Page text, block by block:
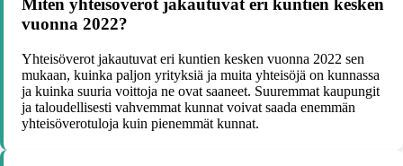
Miten yhteisöverot jakautuvat eri kuntien kesken
vuonna 2022?
Yhteisöverot jakautuvat eri kuntien kesken vuonna 2022 sen
mukaan, kuinka paljon yrityksiä ja muita yhteisöjä on kunnassa
ja kuinka suuria voittoja ne ovat saaneet. Suuremmat kaupungit
ja taloudellisesti vahvemmat kunnat voivat saada enemmän
yhteisöverotuloja kuin pienemmät kunnat.